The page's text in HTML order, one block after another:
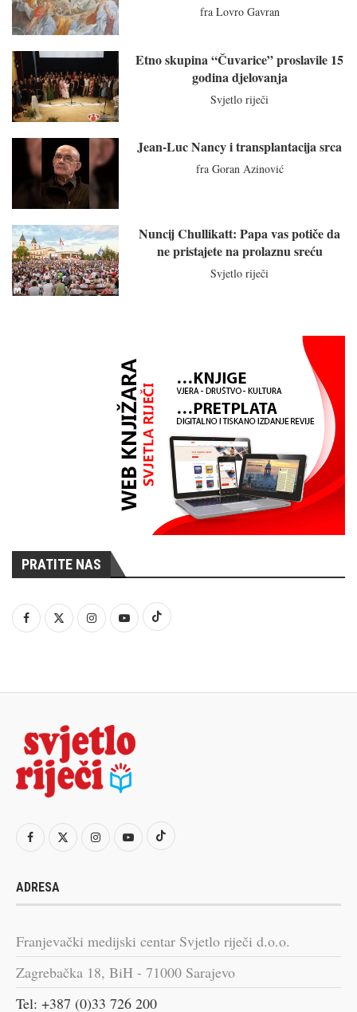
fra Lovro Gavran
Etno skupina “Čuvarice” proslavile 15
godina djelovanja
Svjetlo riječi
Jean-Luc Nancy i transplantacija srca
fra Goran Azinović
Nuncij Chullikatt: Papa vas potiče da
ne pristajete na prolaznu sreću
Svjetlo riječi
PRATITE NAS
ADRESA
Franjevački medijski centar Svjetlo riječi d.o.o.
Zagrebačka 18, BiH - 71000 Sarajevo
Tel: +387 (0)33 726 200